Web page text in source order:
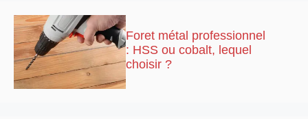
Foret métal professionnel
: HSS ou cobalt, lequel
choisir ?